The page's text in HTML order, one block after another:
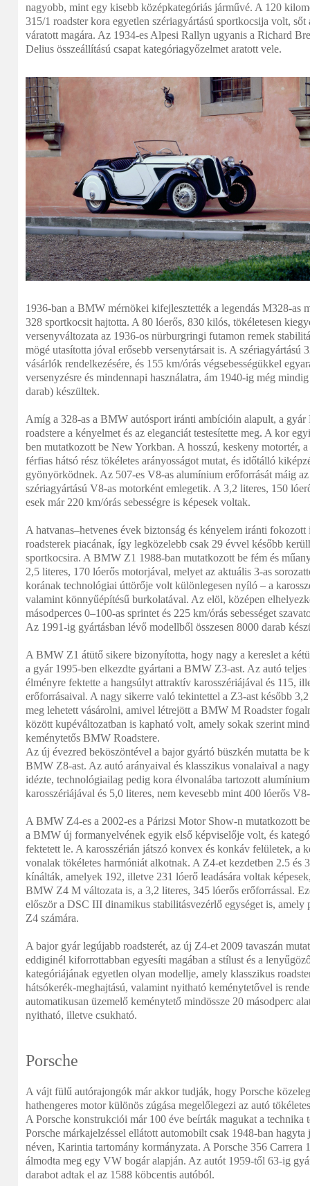
nagyobb, mint egy kisebb középkategóriás járművé. A 120
315/1 roadster kora egyetlen szériagyártású sportkocsija volt, sőt
váratott magára. Az 1934-es Alpesi Rallyn ugyanis a Richard
Delius összeállítású csapat kategóriagyőzelmet aratott vele.
1936-ban a BMW mérnökei kifejlesztették a legendás M328-as
328 sportkocsit hajtotta. A 80 lóerős, 830 kilós, tökéletesen
versenyváltozata az 1936-os nürburgringi futamon remek
mögé utasította jóval erősebb versenytársait is. A szériagyártású
vásárlók rendelkezésére, és 155 km/órás végsebességükkel
versenyzésre és mindennapi használatra, ám 1940-ig még
darab) készültek.
Amíg a 328-as a BMW autósport iránti ambícióin alapult, a
roadstere a kényelmet és az eleganciát testesítette meg. A kor
ben mutatkozott be New Yorkban. A hosszú, keskeny motortér,
férfias hátsó rész tökéletes arányosságot mutat, és időtálló
gyönyörködnek. Az 507-es V8-as alumínium erőforrását máig
szériagyártású V8-as motorként emlegetik. A 3,2 literes, 150
esek már 220 km/órás sebességre is képesek voltak.
A hatvanas–hetvenes évek biztonság és kényelem iránti
roadsterek piacának, így legközelebb csak 29 évvel később
sportkocsira. A BMW Z1 1988-ban mutatkozott be fém és
2,5 literes, 170 lóerős motorjával, melyet az aktuális 3-as
korának technológiai úttörője volt különlegesen nyíló – a
valamint könnyűépítésű burkolatával. Az elöl, középen
másodperces 0–100-as sprintet és 225 km/órás sebességet
Az 1991-ig gyártásban lévő modellből összesen 8000 darab
A BMW Z1 átütő sikere bizonyította, hogy nagy a kereslet a
a gyár 1995-ben elkezdte gyártani a BMW Z3-ast. Az autó teljes
élményre fektette a hangsúlyt attraktív karosszériájával és 115,
erőforrásaival. A nagy sikerre való tekintettel a Z3-ast később
meg lehetett vásárolni, amivel létrejött a BMW M Roadster
között kupéváltozatban is kapható volt, amely sokak szerint
keménytetős BMW Roadstere.
Az új évezred beköszöntével a bajor gyártó büszkén mutatta be
BMW Z8-ast. Az autó arányaival és klasszikus vonalaival a
idézte, technológiailag pedig kora élvonalába tartozott
karosszériájával és 5,0 literes, nem kevesebb mint 400 lóerős
A BMW Z4-es a 2002-es a Párizsi Motor Show-n mutatkozott
a BMW új formanyelvének egyik első képviselője volt, és
fektetett le. A karosszérián játszó konvex és konkáv felületek, a
vonalak tökéletes harmóniát alkotnak. A Z4-et kezdetben 2.5 és
kínálták, amelyek 192, illetve 231 lóerő leadására voltak
BMW Z4 M változata is, a 3,2 literes, 345 lóerős erőforrással.
először a DSC III dinamikus stabilitásvezérlő egységet is, amely
Z4 számára.
A bajor gyár legújabb roadsterét, az új Z4-et 2009 tavaszán
eddiginél kiforrottabban egyesíti magában a stílust és a
kategóriájának egyetlen olyan modellje, amely klasszikus
hátsókerék-meghajtású, valamint nyitható keménytetővel is
automatikusan üzemelő keménytető mindössze 20 másodperc
nyitható, illetve csukható.
Porsche
A vájt fülű autórajongók már akkor tudják, hogy Porsche
hathengeres motor különös zúgása megelőlegezi az autó
A Porsche konstrukciói már 100 éve beírták magukat a technika
Porsche márkajelzéssel ellátott automobilt csak 1948-ban
néven, Karintia tartomány kormányzata. A Porsche 356 Carrera
álmodta meg egy VW bogár alapján. Az autót 1959-től 63-ig
darabot adtak el az 1588 köbcentis autóból.